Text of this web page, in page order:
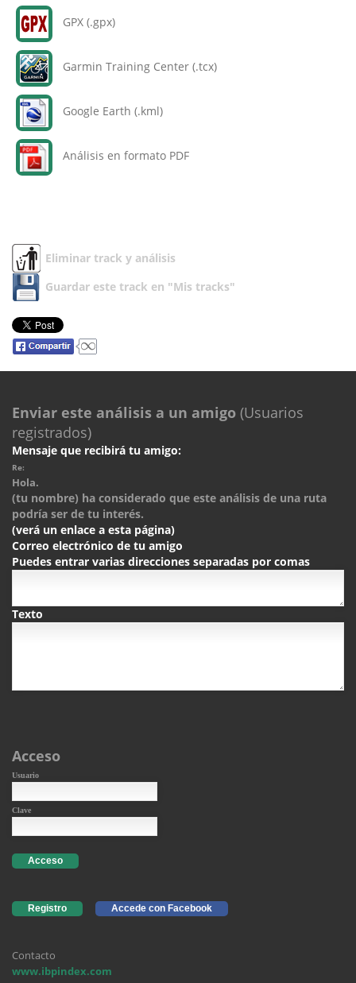
GPX (.gpx)
Garmin Training Center (.tcx)
Google Earth (.kml)
Análisis en formato PDF
Eliminar track y análisis
Guardar este track en "Mis tracks"
Enviar este análisis a un amigo (Usuarios
registrados)
Mensaje que recibirá tu amigo:
Re:
Hola.
(tu nombre) ha considerado que este análisis de una ruta
podría ser de tu interés.
(verá un enlace a esta página)
Correo electrónico de tu amigo
Puedes entrar varias direcciones separadas por comas
Texto
Acceso
Usuario
Clave
Acceso
Registro Accede con Facebook
Contacto
www.ibpindex.com